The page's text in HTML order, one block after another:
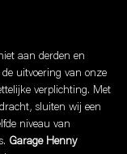
aan derden en
uitvoering van onze
verplichting. Met
sluiten wij een
niveau van
Garage Henny